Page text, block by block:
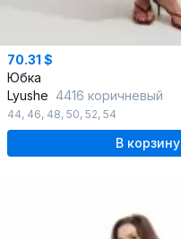
70.31 $
Юбка
Lyushe 4416 коричневый
44, 46, 48, 50, 52, 54
В корзину